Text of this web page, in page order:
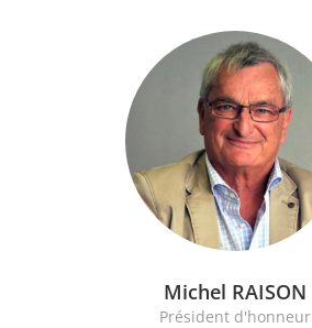
Michel RAISON
Président d'honneur